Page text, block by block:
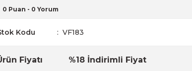
0 Puan - 0 Yorum
Kodu VF183
Fiyatı %18 İndirimli Fiyat